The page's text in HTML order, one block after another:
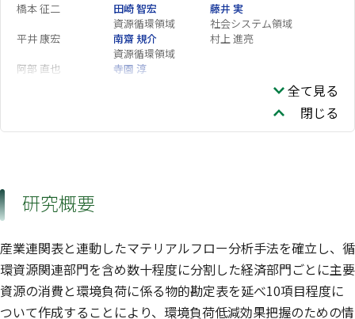
橋本 征二
田崎 智宏
資源循環領域
藤井 実
社会システム領域
平井 康宏
南齋 規介
資源循環領域
村上 進亮
阿部 直也
寺園 淳
全て見る
閉じる
研究概要
産業連関表と連動したマテリアルフロー分析手法を確立し、循
環資源関連部門を含め数十程度に分割した経済部門ごとに主要
資源の消費と環境負荷に係る物的勘定表を延べ10項目程度に
ついて作成することにより、環境負荷低減効果把握のための情